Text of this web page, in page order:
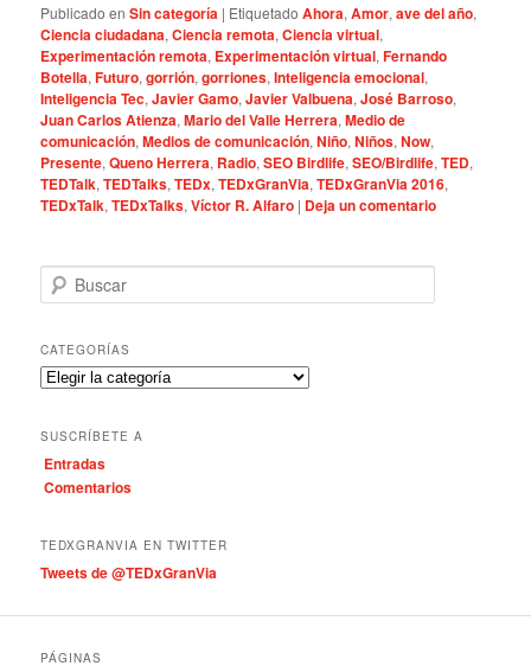
Publicado en Sin categoría | Etiquetado Ahora,Amor,ave del año,
Ciencia ciudadana,Ciencia remota,Ciencia virtual,
Experimentación remota, Experimentación virtual,Fernando
Botella,Futuro,gorrión,gorriones,Inteligencia emocional,
Inteligencia Tec,Javier Gamo,Javier Valbuena,José Barroso,
Juan Carlos Atienza,Mario del Valle Herrera,Medio de
comunicación,Medios de comunicación,Niño,Niños,Now,
Presente,Queno Herrera, Radio,SEO Birdlife,SEO/Birdlife,TED,
TEDTalk,TEDTalks,TEDx,TEDxGranVia,TEDxGranVia 2016,
TEDxTalk,TEDxTalks,Víctor R. Alfaro | Deja un comentario
u
c
a
r
CATEGORÍAS
C
e
g
o
a
s
SUSCRÍBETE A
Entradas
Comentarios
TEDXGRANVIA EN TWITTER
Tweets de @TEDxGranVia
PÁGINAS